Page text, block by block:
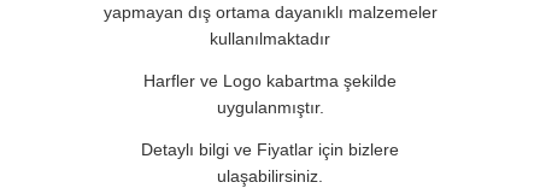
yapmayan dış ortama dayanıklı malzemeler
kullanılmaktadır
Harfler ve Logo kabartma şekilde
uygulanmıştır.
Detaylı bilgi ve Fiyatlar için bizlere
ulaşabilirsiniz.